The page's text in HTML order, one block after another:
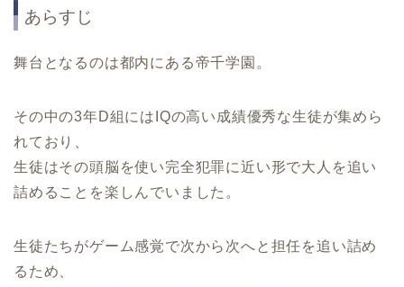
あらすじ
舞台となるのは都内にある帝千学園。
その中の3年D組にはIQの高い成績優秀な生徒が集めら
れており、
生徒はその頭脳を使い完全犯罪に近い形で大人を追い
詰めることを楽しんでいました。
生徒たちがゲーム感覚で次から次へと担任を追い詰め
るため、